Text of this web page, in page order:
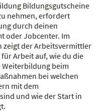
Bildungsgutscheine
nehmen, erfordert
durch deinen
oder Jobcenter. Im
zeigt der Arbeitsvermittler
Arbeit auf, wie du die
beim
bei welchen
mit dem
und wie der Start in